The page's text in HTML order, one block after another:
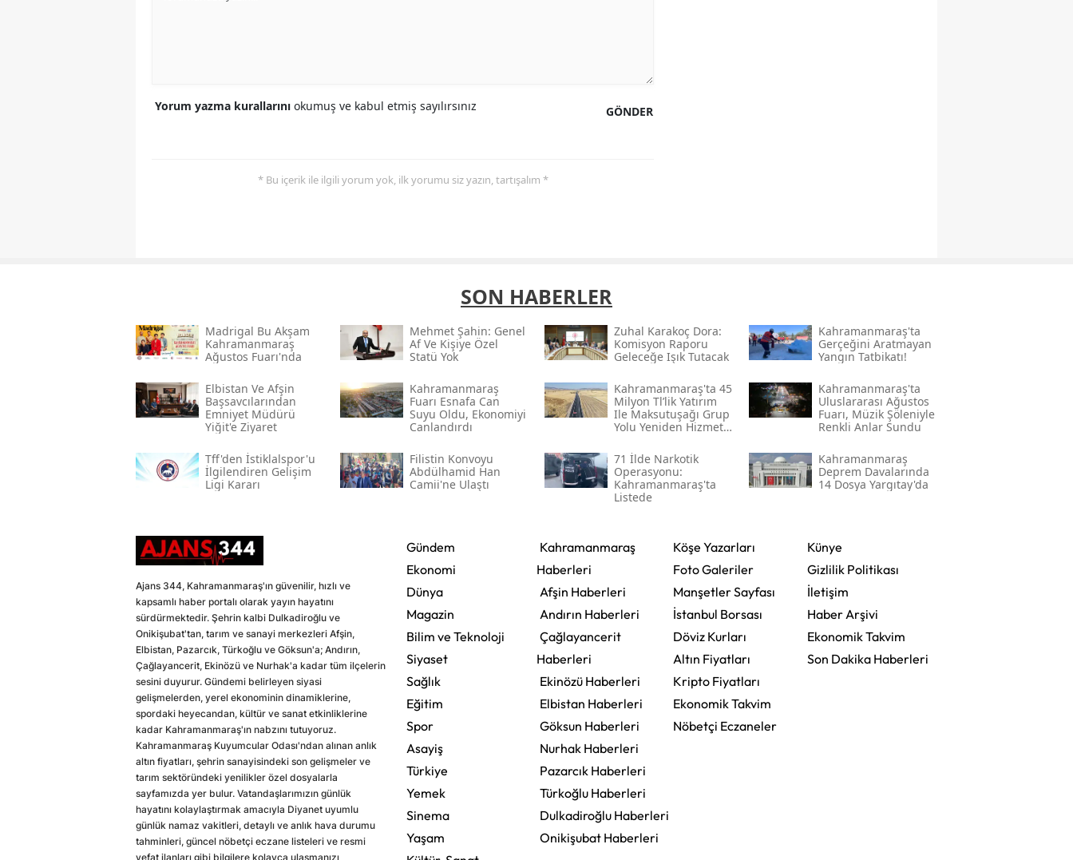
GÖNDER
Yorum yazma kurallarını okumuş ve kabul etmiş sayılırsınız
* Bu içerik ile ilgili yorum yok, ilk yorumu siz yazın, tartışalım *
SON HABERLER
Madrigal Bu Akşam
Kahramanmaraş
Ağustos Fuarı'nda
Mehmet Şahin: Genel
Af Ve Kişiye Özel
Statü Yok
Zuhal Karakoç Dora:
Komisyon Raporu
Geleceğe Işık Tutacak
Kahramanmaraş'ta
Gerçeğini Aratmayan
Yangın Tatbikatı!
Elbistan Ve Afşin
Başsavcılarından
Emniyet Müdürü
Yiğit'e Ziyaret
Kahramanmaraş
Fuarı Esnafa Can
Suyu Oldu, Ekonomiyi
Canlandırdı
Kahramanmaraş'ta 45
Milyon Tl’lik Yatırım
Ile Maksutuşağı Grup
Yolu Yeniden Hizmete
Kahramanmaraş'ta
Uluslararası Ağustos
Fuarı, Müzik Şöleniyle
Renkli Anlar Sundu
Tff'den İstiklalspor'u
İlgilendiren Gelişim
Ligi Kararı
Filistin Konvoyu
Abdülhamid Han
Camii'ne Ulaştı
71 İlde Narkotik
Operasyonu:
Kahramanmaraş'ta
Listede
Kahramanmaraş
Deprem Davalarında
14 Dosya Yargıtay'da
Ajans 344, Kahramanmaraş'ın güvenilir, hızlı ve
kapsamlı haber portalı olarak yayın hayatını
sürdürmektedir. Şehrin kalbi Dulkadiroğlu ve
Onikişubat'tan, tarım ve sanayi merkezleri Afşin,
Elbistan, Pazarcık, Türkoğlu ve Göksun'a; Andırın,
Çağlayancerit, Ekinözü ve Nurhak'a kadar tüm ilçelerin
sesini duyurur. Gündemi belirleyen siyasi
gelişmelerden, yerel ekonominin dinamiklerine,
spordaki heyecandan, kültür ve sanat etkinliklerine
kadar Kahramanmaraş'ın nabzını tutuyoruz.
Kahramanmaraş Kuyumcular Odası'ndan alınan anlık
altın fiyatları, şehrin sanayisindeki son gelişmeler ve
tarım sektöründeki yenilikler özel dosyalarla
sayfamızda yer bulur. Vatandaşlarımızın günlük
hayatını kolaylaştırmak amacıyla Diyanet uyumlu
günlük namaz vakitleri, detaylı ve anlık hava durumu
tahminleri, güncel nöbetçi eczane listeleri ve resmi
vefat ilanları gibi bilgilere kolayca ulaşmanızı
Gündem
Ekonomi
Dünya
Magazin
Bilim ve Teknoloji
Siyaset
Sağlık
Eğitim
Spor
Asayiş
Türkiye
Yemek
Sinema
Yaşam
Kahramanmaraş
Haberleri
Afşin Haberleri
Andırın Haberleri
Çağlayancerit
Haberleri
Ekinözü Haberleri
Elbistan Haberleri
Göksun Haberleri
Nurhak Haberleri
Pazarcık Haberleri
Türkoğlu Haberleri
Dulkadiroğlu Haberleri
Onikişubat Haberleri
Köşe Yazarları
Foto Galeriler
Manşetler Sayfası
İstanbul Borsası
Döviz Kurları
Altın Fiyatları
Kripto Fiyatları
Ekonomik Takvim
Nöbetçi Eczaneler
Künye
Gizlilik Politikası
İletişim
Haber Arşivi
Ekonomik Takvim
Son Dakika Haberleri